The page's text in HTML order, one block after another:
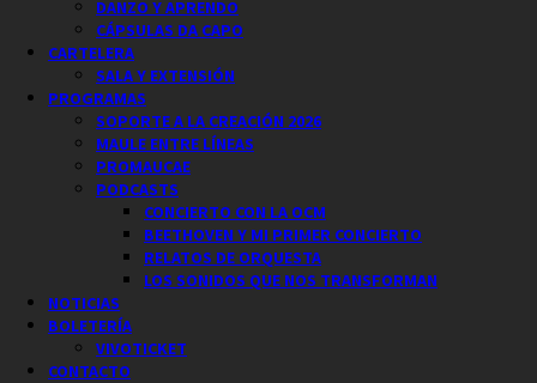
DANZO Y APRENDO
CÁPSULAS DA CAPO
CARTELERA
SALA Y EXTENSIÓN
PROGRAMAS
SOPORTE A LA CREACIÓN 2026
MAULE ENTRE LÍNEAS
PROMAUCAE
PODCASTS
CONCIERTO CON LA OCM
BEETHOVEN Y MI PRIMER CONCIERTO
RELATOS DE ORQUESTA
LOS SONIDOS QUE NOS TRANSFORMAN
NOTICIAS
BOLETERÍA
VIVOTICKET
CONTACTO